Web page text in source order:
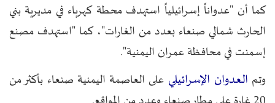
كما أن "عدواناً إسرائيلياً استهدف محطة كهرباء في مديرية بني
الحارث شمالي صنعاء بعدد من الغارات"، كما "استهدف مصنع
إسمنت في محافظة عمران اليمنية".
وتم العدوان الإسرائيلي على العاصمة اليمنية صنعاء بأكثر من